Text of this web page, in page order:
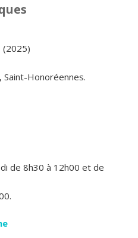
(2025)
Saint-Honoréennes.
de 8h30 à 12h00 et de